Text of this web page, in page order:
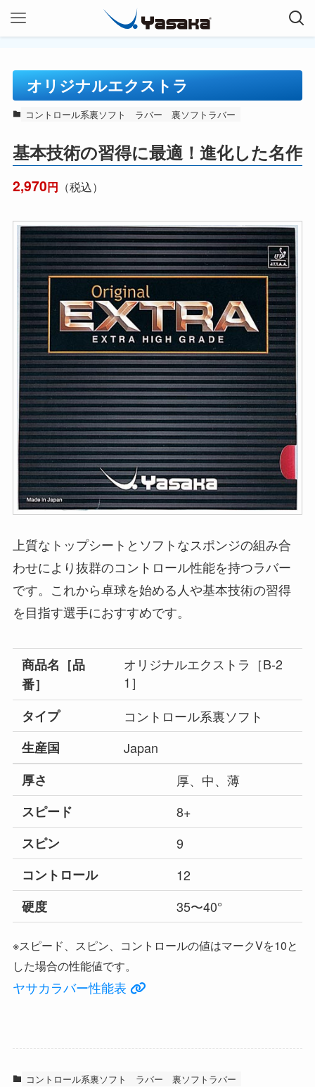
オリジナルエクストラ
コントロール系裏ソフト ラバー 裏ソフトラバー
基本技術の習得に最適！進化した名作
2,970円 （税込）
上質なトップシートとソフトなスポンジの組み合
わせにより抜群のコントロール性能を持つラバー
です。これから卓球を始める人や基本技術の習得
を目指す選手におすすめです。
商品名［品
番］
オリジナルエクストラ［B-2
1］
タイプ
コントロール系裏ソフト
生産国
Japan
厚さ
厚、中、薄
スピード
8+
スピン
9
コントロール
12
硬度
35〜40°
※スピード、スピン、コントロールの値はマークVを10と
した場合の性能値です。
ヤサカラバー性能表
コントロール系裏ソフト ラバー 裏ソフトラバー